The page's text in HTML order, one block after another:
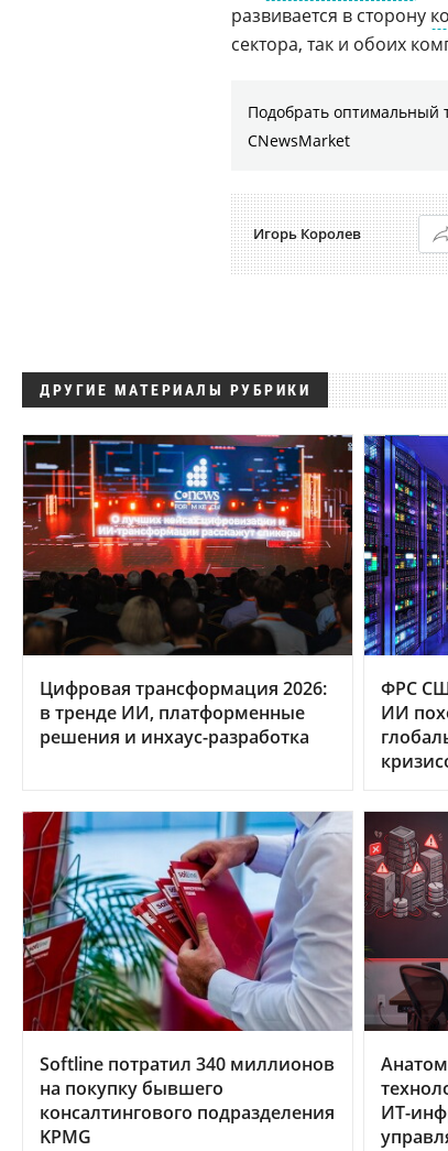
развивается в сторону
сектора, так и обоих
Подобрать оптимальный
CNewsMarket
Игорь Королев
ДРУГИЕ МАТЕРИАЛЫ РУБРИКИ
Цифровая трансформация 2026:
в тренде ИИ, платформенные
решения и инхаус-разработка
ФРС
ИИ
Softline потратил 340 миллионов
на покупку бывшего
консалтингового подразделения
KPMG
ИТ-